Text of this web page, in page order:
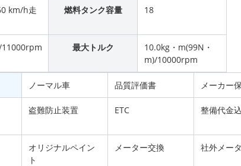
km/h走
燃料タンク容量 18
11000rpm 最大トルク
10.0kg・m(99N・
m)/10000rpm
ノーマル車 品質評価書 メーカー
盗難防止装置 ETC 整備代金
オリジナルペイン
ト
メーター交換 社外メー